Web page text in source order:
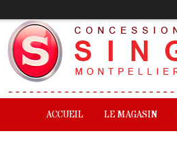
ACCUEIL LE MAGASIN